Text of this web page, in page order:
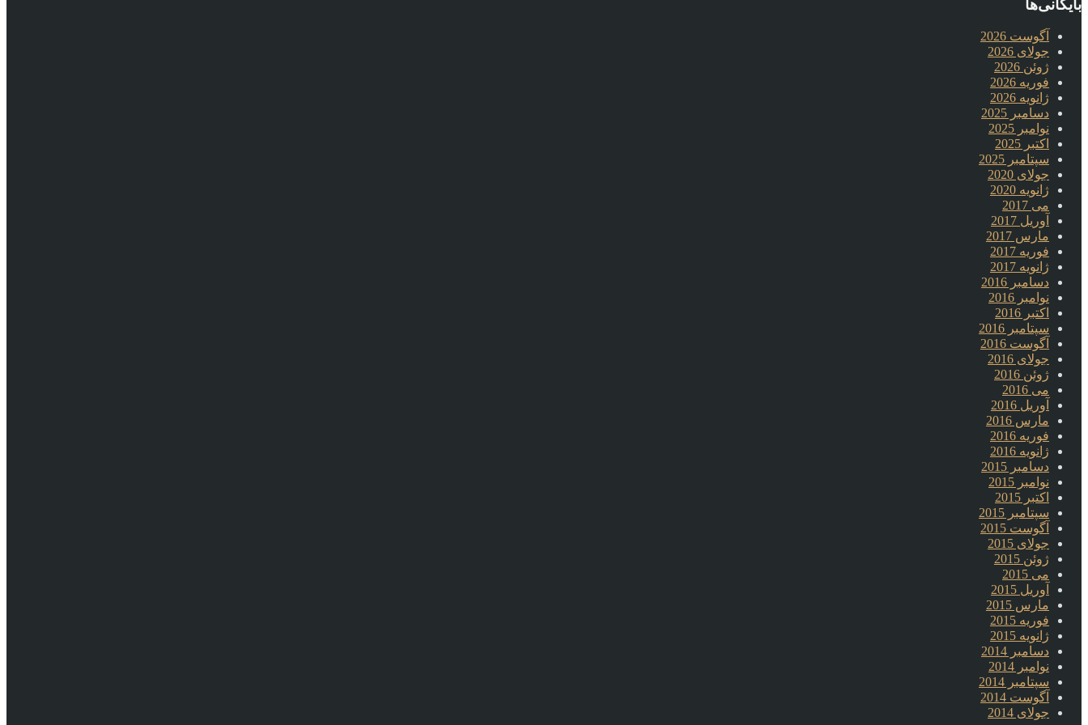
بایگانی‌ها
آگوست 2026
جولای 2026
ژوئن 2026
فوریه 2026
ژانویه 2026
دسامبر 2025
نوامبر 2025
اکتبر 2025
سپتامبر 2025
جولای 2020
ژانویه 2020
می 2017
آوریل 2017
مارس 2017
فوریه 2017
ژانویه 2017
دسامبر 2016
نوامبر 2016
اکتبر 2016
سپتامبر 2016
آگوست 2016
جولای 2016
ژوئن 2016
می 2016
آوریل 2016
مارس 2016
فوریه 2016
ژانویه 2016
دسامبر 2015
نوامبر 2015
اکتبر 2015
سپتامبر 2015
آگوست 2015
جولای 2015
ژوئن 2015
می 2015
آوریل 2015
مارس 2015
فوریه 2015
ژانویه 2015
دسامبر 2014
نوامبر 2014
سپتامبر 2014
آگوست 2014
جولای 2014